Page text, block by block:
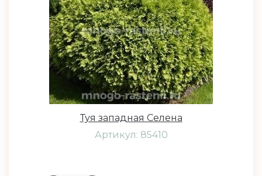
Туя западная Селена
Артикул: 85410